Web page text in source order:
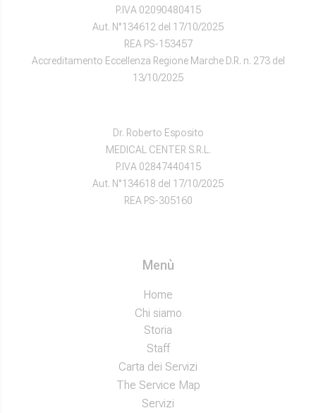
P.IVA 02090480415
Aut. N°134612 del 17/10/2025
REA PS-153457
Accreditamento Eccellenza Regione Marche D.R. n. 273 del
13/10/2025
Dr. Roberto Esposito
MEDICAL CENTER S.R.L.
P.IVA 02847440415
Aut. N°134618 del 17/10/2025
REA PS-305160
Menù
Home
Chi siamo
Storia
Staff
Carta dei Servizi
The Service Map
Servizi